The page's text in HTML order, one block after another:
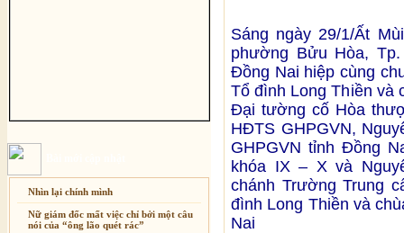
Nhìn lại chính mình
Nữ giám đốc mất việc chỉ bởi một câu
nói của “ông lão quét rác”
Sáng ngày 29/1/Ất
phường Bửu Hòa,
Đồng Nai hiệp cùng
Tổ đình Long Thiền và
Đại tường cố Hòa
HĐTS GHPGVN,
GHPGVN tỉnh Đồng
khóa IX – X và
chánh Trường Trung
đình Long Thiền và
Nai